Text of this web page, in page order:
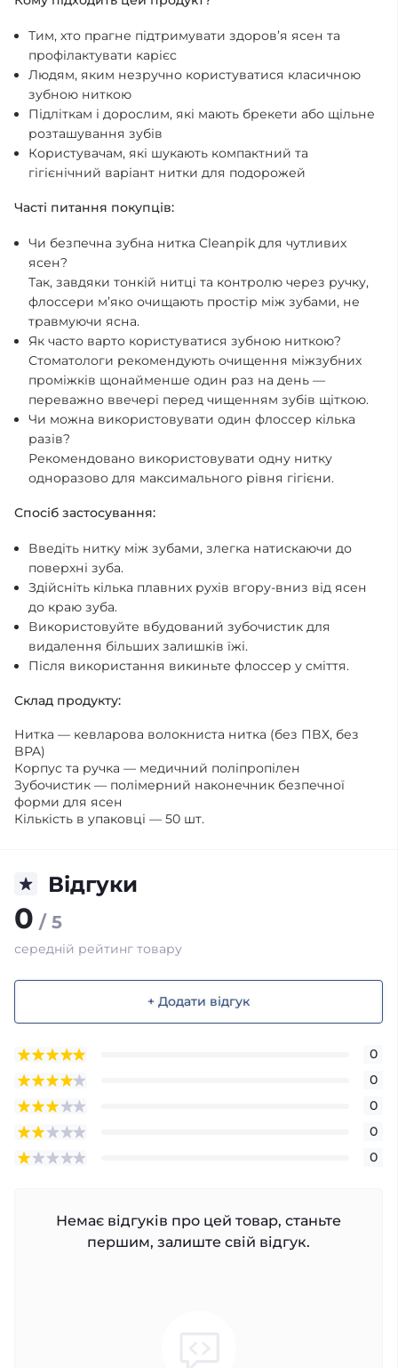
Тим, хто прагне підтримувати здоров’я ясен та
профілактувати карієс
Людям, яким незручно користуватися класичною
зубною ниткою
Підліткам і дорослим, які мають брекети або щільне
розташування зубів
Користувачам, які шукають компактний та
гігієнічний варіант нитки для подорожей
Часті питання покупців:
Чи безпечна зубна нитка Cleanpik для чутливих
ясен?
Так, завдяки тонкій нитці та контролю через ручку,
флоссери м’яко очищають простір між зубами, не
травмуючи ясна.
Як часто варто користуватися зубною ниткою?
Стоматологи рекомендують очищення міжзубних
проміжків щонайменше один раз на день —
переважно ввечері перед чищенням зубів щіткою.
Чи можна використовувати один флоссер кілька
разів?
Рекомендовано використовувати одну нитку
одноразово для максимального рівня гігієни.
Спосіб застосування:
Введіть нитку між зубами, злегка натискаючи до
поверхні зуба.
Здійсніть кілька плавних рухів вгору-вниз від ясен
до краю зуба.
Використовуйте вбудований зубочистик для
видалення більших залишків їжі.
Після використання викиньте флоссер у сміття.
Склад продукту:
Нитка — кевларова волокниста нитка (без ПВХ, без
BPA)
Корпус та ручка — медичний поліпропілен
Зубочистик — полімерний наконечник безпечної
форми для ясен
Кількість в упаковці — 50 шт.
Відгуки
0 / 5
середній рейтинг товару
+ Додати відгук
0
0
0
0
0
Немає відгуків про цей товар, станьте
першим, залиште свій відгук.